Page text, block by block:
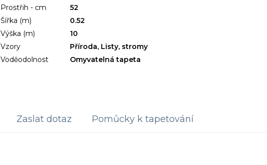
Prostřih - cm
52
Šířka (m)
0.52
Výška (m)
10
Vzory
Příroda, Listy, stromy
Voděodolnost
Omyvatelná tapeta
Zaslat dotaz Pomůcky k tapetování